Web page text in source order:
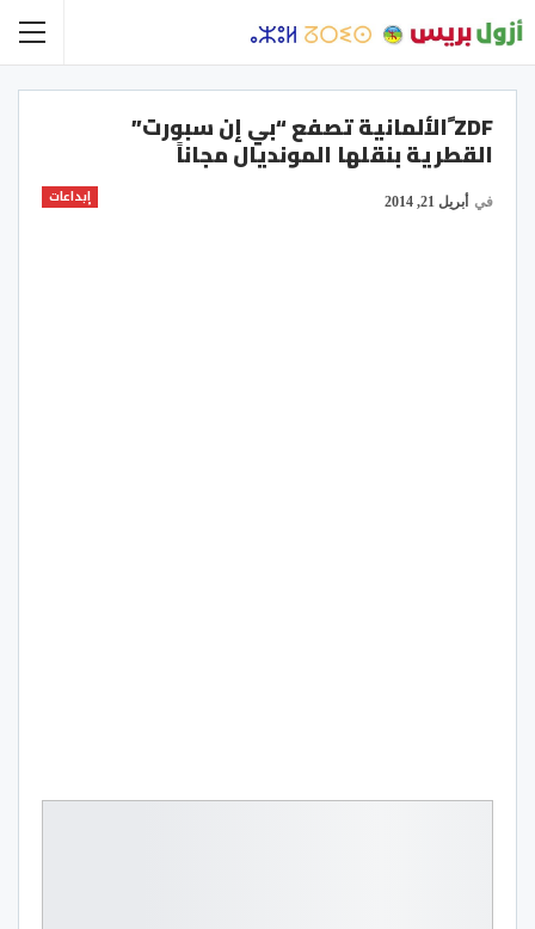
ZDF ًالألمانية تصفع “بي إن سبورت”
القطرية بنقلها المونديال مجاناً
إبداعات في أبريل 21, 2014